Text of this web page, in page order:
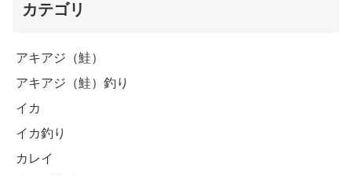
カテゴリ
アキアジ（鮭）
アキアジ（鮭）釣り
イカ
イカ釣り
カレイ